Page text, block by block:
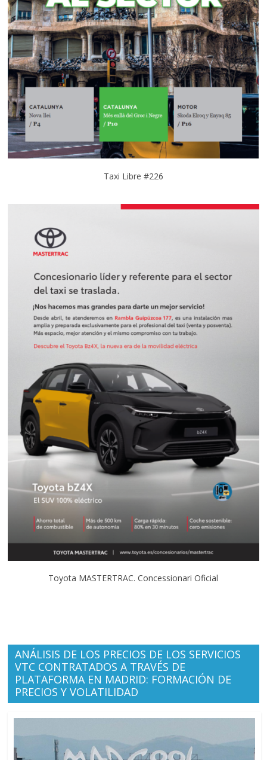
Taxi Libre #226
Toyota MASTERTRAC. Concessionari Oficial
ANÁLISIS DE LOS PRECIOS DE LOS SERVICIOS
VTC CONTRATADOS A TRAVÉS DE
PLATAFORMA EN MADRID: FORMACIÓN DE
PRECIOS Y VOLATILIDAD